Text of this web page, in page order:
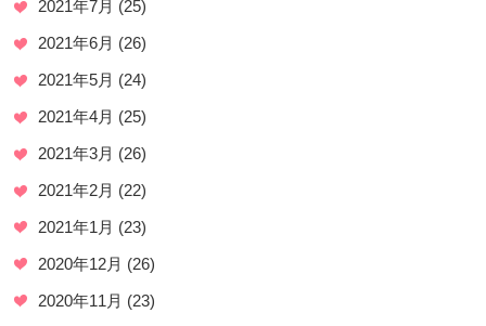
2021年7月 (25)
2021年6月 (26)
2021年5月 (24)
2021年4月 (25)
2021年3月 (26)
2021年2月 (22)
2021年1月 (23)
2020年12月 (26)
2020年11月 (23)